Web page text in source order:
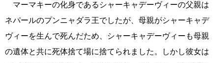
マーマキーの化身であるシャーキャデーヴィーの父親は
ネパールのプンニャダラ王でしたが、母親がシャーキャデ
ヴィーを生んで死んだため、シャーキャデーヴィーも母親
の遺体と共に死体捨て場に捨てられました。しかし彼女は